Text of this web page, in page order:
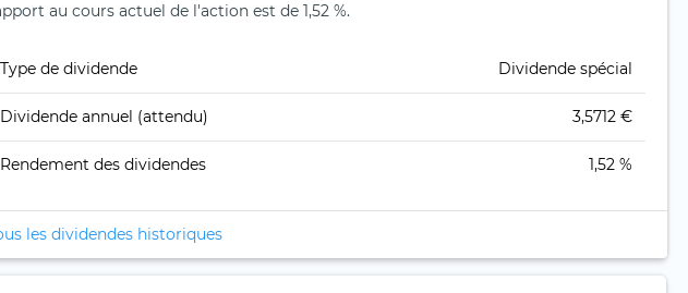
au cours actuel de l'action est de 1,52 %.
Type de dividende Dividende spécial
Dividende annuel (attendu) 3,5712 €
Rendement des dividendes 1,52 %
les dividendes historiques